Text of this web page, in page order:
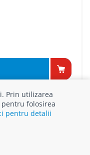
Prin utilizarea
folosirea
pentru detalii